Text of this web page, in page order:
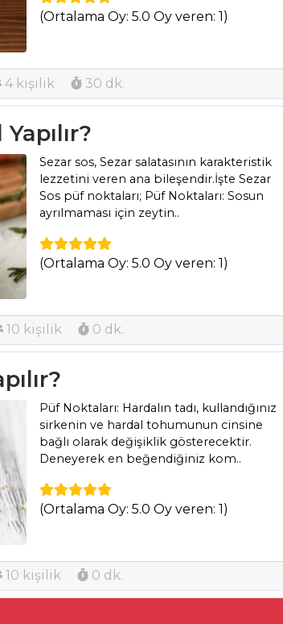
(Ortalama Oy: 5.0 Oy veren: 1)
4 kişilik 30 dk.
Sezar sos, Sezar salatasının karakteristik
lezzetini veren ana bileşendir.İşte Sezar
Sos püf noktaları; Püf Noktaları: Sosun
ayrılmaması için zeytin..
(Ortalama Oy: 5.0 Oy veren: 1)
10 kişilik 0 dk.
Püf Noktaları: Hardalın tadı, kullandığınız
sirkenin ve hardal tohumunun cinsine
bağlı olarak değişiklik gösterecektir.
Deneyerek en beğendiğiniz kom..
(Ortalama Oy: 5.0 Oy veren: 1)
10 kişilik 0 dk.